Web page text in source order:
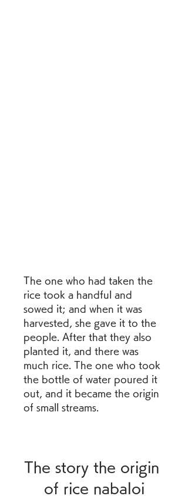
The one who had taken the
rice took a handful and
sowed it; and when it was
harvested, she gave it to the
people. After that they also
planted it, and there was
much rice. The one who took
the bottle of water poured it
out, and it became the origin
of small streams.
The story the origin
of rice nabaloi